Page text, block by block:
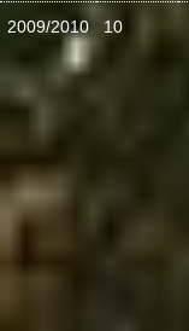
2009/2010 10